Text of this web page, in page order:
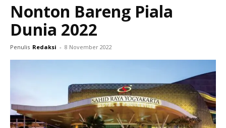
Nonton Bareng Piala
Dunia 2022
Penulis Redaksi - 8 November 2022